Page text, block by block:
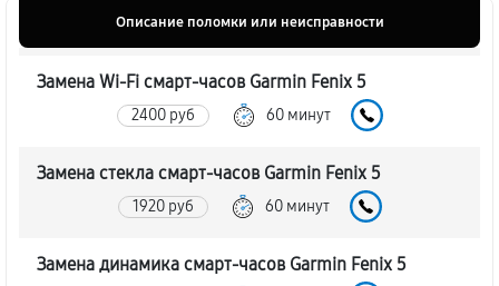
Описание поломки или неисправности
Замена Wi-Fi смарт-часов Garmin Fenix 5
2400 руб 60 минут
Замена стекла смарт-часов Garmin Fenix 5
1920 руб 60 минут
Замена динамика смарт-часов Garmin Fenix 5